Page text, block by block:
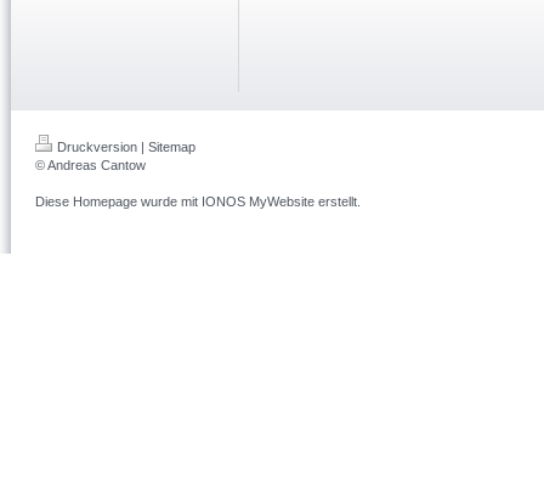
Druckversion | Sitemap
© Andreas Cantow
Diese Homepage wurde mit IONOS MyWebsite erstellt.